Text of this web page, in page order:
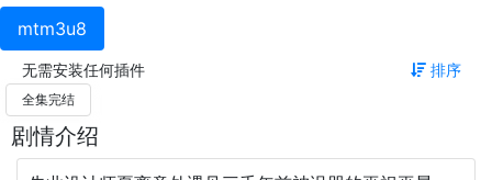
mtm3u8
无需安装任何插件 排序
全集完结
剧情介绍